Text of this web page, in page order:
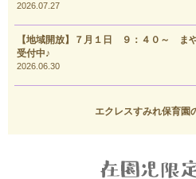
2026.07.27
【地域開放】７月１日 ９：４０～
受付中♪
2026.06.30
エクレスすみれ保育園